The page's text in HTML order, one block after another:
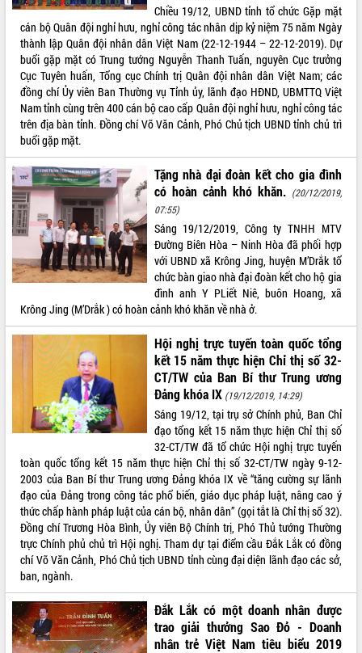
Chiều 19/12, UBND tỉnh tổ chức Gặp mặt
cán bộ Quân đội nghỉ hưu, nghỉ công tác nhân dịp kỷ niệm 75 năm Ngày
thành lập Quân đội nhân dân Việt Nam (22-12-1944 – 22-12-2019). Dự
buổi gặp mặt có Trung tướng Nguyễn Thanh Tuấn, nguyên Cục trưởng
Cục Tuyên huấn, Tổng cục Chính trị Quân đội nhân dân Việt Nam; các
đồng chí Ủy viên Ban Thường vụ Tỉnh ủy, lãnh đạo HĐND, UBMTTQ Việt
Nam tỉnh cùng trên 400 cán bộ cao cấp Quân đội nghỉ hưu, nghỉ công tác
trên địa bàn tỉnh. Đồng chí Võ Văn Cảnh, Phó Chủ tịch UBND tỉnh chủ trì
buổi gặp mặt.
Tặng nhà đại đoàn kết cho gia đình
có hoàn cảnh khó khăn. (20/12/2019,
07:55)
Sáng 19/12/2019, Công ty TNHH MTV
Đường Biên Hòa – Ninh Hòa đã phối hợp
với UBND xã Krông Jing, huyện M’Drắk tổ
chức bàn giao nhà đại đoàn kết cho hộ gia
đình anh Y PLiết Niê, buôn Hoang, xã
Krông Jing (M’Drắk ) có hoàn cảnh khó khăn về nhà ở.
Hội nghị trực tuyến toàn quốc tổng
kết 15 năm thực hiện Chỉ thị số 32-
CT/TW của Ban Bí thư Trung ương
Đảng khóa IX (19/12/2019, 14:29)
Sáng 19/12, tại trụ sở Chính phủ, Ban Chỉ
đạo tổng kết 15 năm thực hiện Chỉ thị số
32-CT/TW đã tổ chức Hội nghị trực tuyến
toàn quốc tổng kết 15 năm thực hiện Chỉ thị số 32-CT/TW ngày 9-12-
2003 của Ban Bí thư Trung ương Đảng khóa IX về “tăng cường sự lãnh
đạo của Đảng trong công tác phổ biến, giáo dục pháp luật, nâng cao ý
thức chấp hành pháp luật của cán bộ, nhân dân” (gọi tắt là Chỉ thị số 32).
Đồng chí Trương Hòa Bình, Ủy viên Bộ Chính trị, Phó Thủ tướng Thường
trực Chính phủ chủ trì Hội nghị. Tham dự tại điểm cầu Đắk Lắk có đồng
chí Võ Văn Cảnh, Phó Chủ tịch UBND tỉnh cùng đại diện lãnh đạo các sở,
ban, ngành.
Đắk Lắk có một doanh nhân được
trao giải thưởng Sao Đỏ - Doanh
nhân trẻ Việt Nam tiêu biểu 2019